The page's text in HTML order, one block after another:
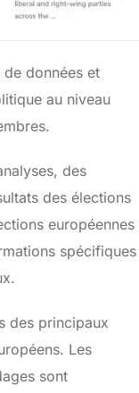
données et
au niveau
des
des élections
européennes
spécifiques
des principaux
Les
sont